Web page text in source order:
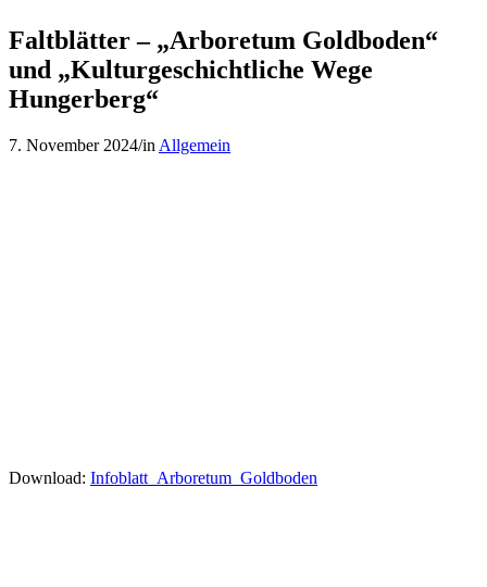
Faltblätter – „Arboretum Goldboden“
und „Kulturgeschichtliche Wege
Hungerberg“
7. November 2024/in Allgemein
Download: Infoblatt_Arboretum_Goldboden